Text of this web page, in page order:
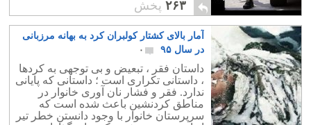
ترجیح می دهد تا بجای مجرمان خطرناک ،
بدنبال جوراب نازک بانوان و جشنهای
خانگی و عروسی برود! تازه رشوه هم می
دهند بدون خطر! پلیسی که لامبورگینی
برایش امنیت اخلاقی است! پلیسی که
توانایی تبدیل کردن خرس به خرگوش آن
جهانی شد!
۲۶۳ پخش
آمار بالای کشتار کولبران کرد به بهانه مرزبانی
در سال ۹۵
۰
داستان فقر ، تبعیض و بی توجهی به کردها
، داستانی تکراری است ؛ داستانی که پایانی
ندارد. فقر و فشار نان آوری خانوار در
مناطق کردنشین باعث شده است که
سرپرستان خانوار با وجود دانستن خطر تیر